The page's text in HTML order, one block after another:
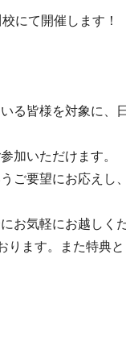
にて開催します！
る皆様を対象に、
加いただけます。
ご要望にお応えし
お気軽にお越しくだ
ます。また特典